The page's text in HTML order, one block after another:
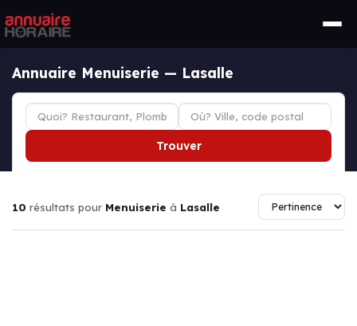
Annuaire Menuiserie — Lasalle
Trouver
10 résultats pour Menuiserie à Lasalle